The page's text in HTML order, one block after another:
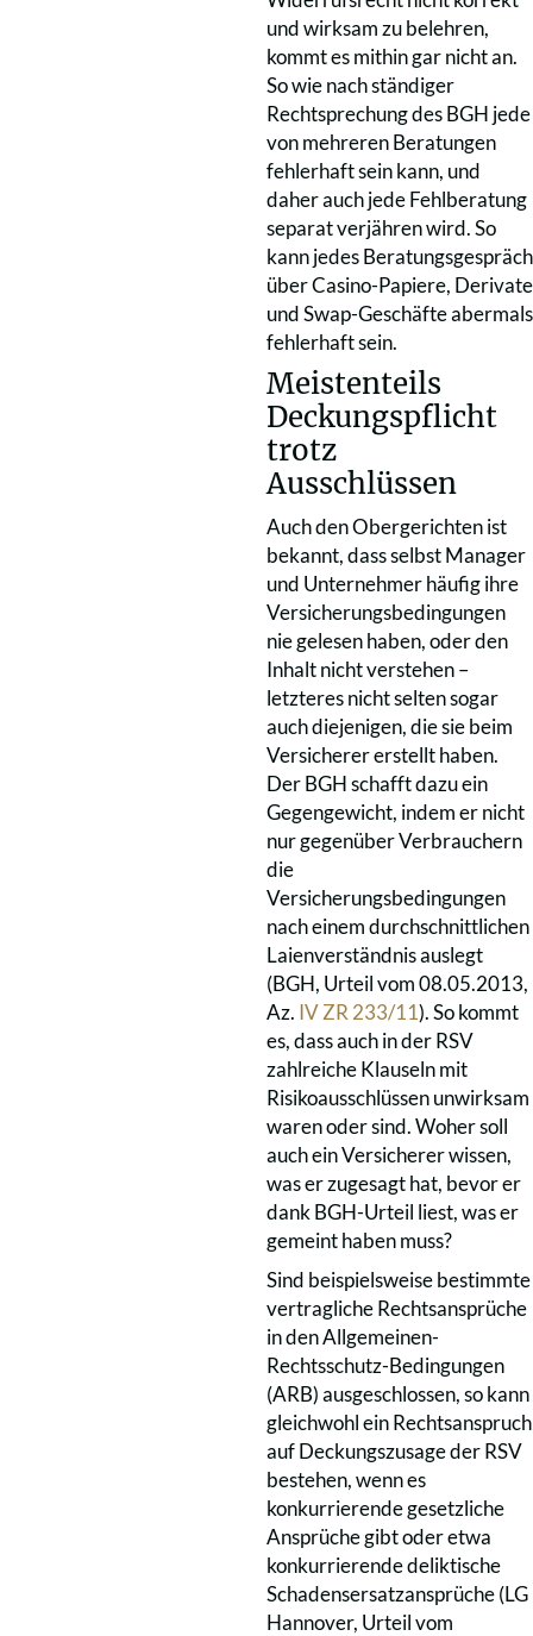
und wirksam zu belehren,
kommt es mithin gar nicht an.
So wie nach ständiger
Rechtsprechung des BGH jede
von mehreren Beratungen
fehlerhaft sein kann, und
daher auch jede Fehlberatung
separat verjähren wird. So
kann jedes Beratungsgespräch
über Casino-Papiere, Derivate
und Swap-Geschäfte abermals
fehlerhaft sein.
Meistenteils
Deckungspflicht
trotz
Ausschlüssen
Auch den Obergerichten ist
bekannt, dass selbst Manager
und Unternehmer häufig ihre
Versicherungsbedingungen
nie gelesen haben, oder den
Inhalt nicht verstehen –
letzteres nicht selten sogar
auch diejenigen, die sie beim
Versicherer erstellt haben.
Der BGH schafft dazu ein
Gegengewicht, indem er nicht
nur gegenüber Verbrauchern
die
Versicherungsbedingungen
nach einem durchschnittlichen
Laienverständnis auslegt
(BGH, Urteil vom 08.05.2013,
Az. IV ZR 233/11). So kommt
es, dass auch in der RSV
zahlreiche Klauseln mit
Risikoausschlüssen unwirksam
waren oder sind. Woher soll
auch ein Versicherer wissen,
was er zugesagt hat, bevor er
dank BGH-Urteil liest, was er
gemeint haben muss?
Sind beispielsweise bestimmte
vertragliche Rechtsansprüche
in den Allgemeinen-
Rechtsschutz-Bedingungen
(ARB) ausgeschlossen, so kann
gleichwohl ein Rechtsanspruch
auf Deckungszusage der RSV
bestehen, wenn es
konkurrierende gesetzliche
Ansprüche gibt oder etwa
konkurrierende deliktische
Schadensersatzansprüche (LG
Hannover, Urteil vom